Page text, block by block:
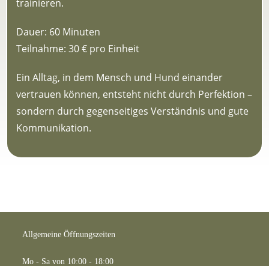
trainieren.
Dauer: 60 Minuten
Teilnahme: 30 € pro Einheit
Ein Alltag, in dem Mensch und Hund einander
vertrauen können, entsteht nicht durch Perfektion –
sondern durch gegenseitiges Verständnis und gute
Kommunikation.
Allgemeine Öffnungszeiten
Mo - Sa von 10:00 - 18:00